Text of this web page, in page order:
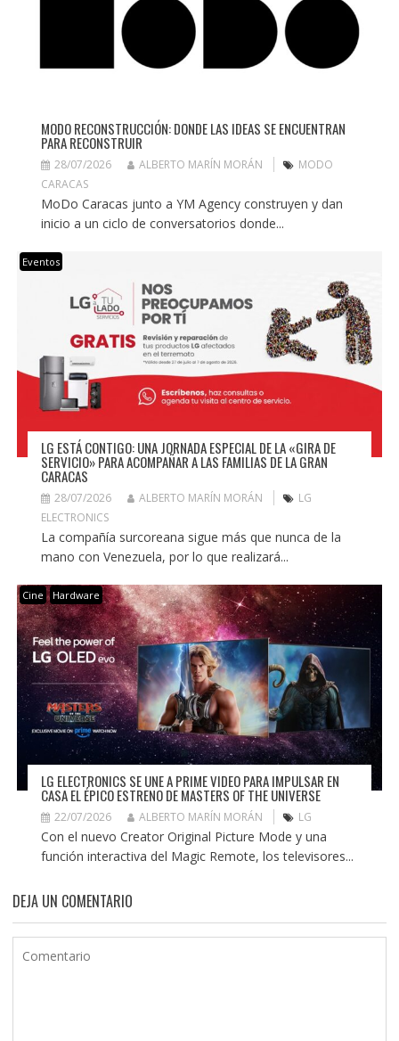
MODO RECONSTRUCCIÓN: DONDE LAS IDEAS SE ENCUENTRAN
PARA RECONSTRUIR
28/07/2026 ALBERTO MARÍN MORÁN
MODO
CARACAS
MoDo Caracas junto a YM Agency construyen y dan
inicio a un ciclo de conversatorios donde...
Eventos
LG ESTÁ CONTIGO: UNA JORNADA ESPECIAL DE LA «GIRA DE
SERVICIO» PARA ACOMPAÑAR A LAS FAMILIAS DE LA GRAN
CARACAS
28/07/2026 ALBERTO MARÍN MORÁN
LG
ELECTRONICS
La compañía surcoreana sigue más que nunca de la
mano con Venezuela, por lo que realizará...
Cine Hardware
LG ELECTRONICS SE UNE A PRIME VIDEO PARA IMPULSAR EN
CASA EL ÉPICO ESTRENO DE MASTERS OF THE UNIVERSE
22/07/2026 ALBERTO MARÍN MORÁN LG
Con el nuevo Creator Original Picture Mode y una
función interactiva del Magic Remote, los televisores...
DEJA UN COMENTARIO